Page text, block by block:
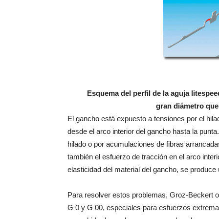
Esquema del perfil de la aguja
gran diámetro
El gancho está expuesto a tensiones por el
desde el arco interior del gancho hasta la
hilado o por acumulaciones de fibras
también el esfuerzo de tracción en el arco
elasticidad del material del gancho, se
Para resolver estos problemas, Groz-Beckert
G 0 y G 00, especiales para esfuerzos